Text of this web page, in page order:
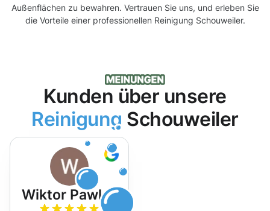
Außenflächen zu bewahren. Vertrauen Sie uns, und erleben Sie
die Vorteile einer professionellen Reinigung Schouweiler.
Kunden über unsere
Reinigung Schouweiler
Wiktor Pawlak